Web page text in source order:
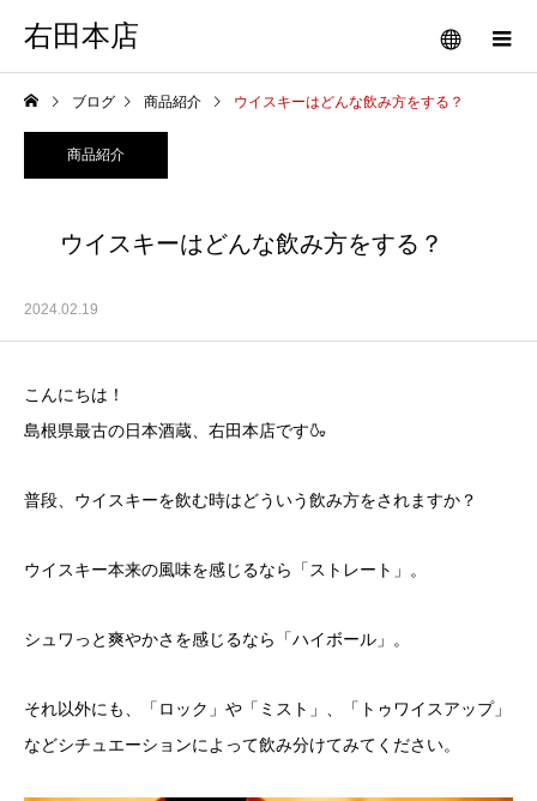
右田本店
ブログ 商品紹介 ウイスキーはどんな飲み方をする？
商品紹介
ウイスキーはどんな飲み方をする？
2024.02.19
こんにちは！
島根県最古の日本酒蔵、右田本店です🍶
普段、ウイスキーを飲む時はどういう飲み方をされますか？
ウイスキー本来の風味を感じるなら「ストレート」。
シュワっと爽やかさを感じるなら「ハイボール」。
それ以外にも、「ロック」や「ミスト」、「トゥワイスアップ」
などシチュエーションによって飲み分けてみてください。